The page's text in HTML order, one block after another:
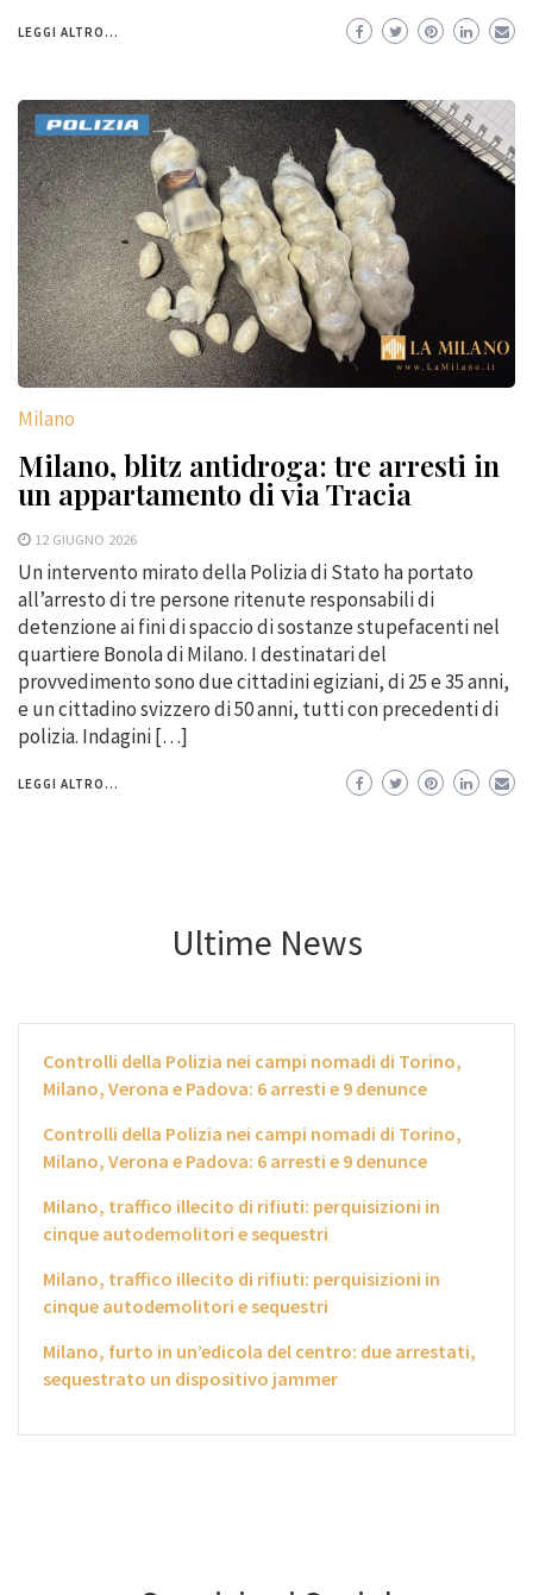
LEGGI ALTRO...
Milano
Milano, blitz antidroga: tre arresti in
un appartamento di via Tracia
12 GIUGNO 2026
Un intervento mirato della Polizia di Stato ha portato
all’arresto di tre persone ritenute responsabili di
detenzione ai fini di spaccio di sostanze stupefacenti nel
quartiere Bonola di Milano. I destinatari del
provvedimento sono due cittadini egiziani, di 25 e 35 anni,
e un cittadino svizzero di 50 anni, tutti con precedenti di
polizia. Indagini […]
LEGGI ALTRO...
Ultime News
Controlli della Polizia nei campi nomadi di Torino,
Milano, Verona e Padova: 6 arresti e 9 denunce
Controlli della Polizia nei campi nomadi di Torino,
Milano, Verona e Padova: 6 arresti e 9 denunce
Milano, traffico illecito di rifiuti: perquisizioni in
cinque autodemolitori e sequestri
Milano, traffico illecito di rifiuti: perquisizioni in
cinque autodemolitori e sequestri
Milano, furto in un’edicola del centro: due arrestati,
sequestrato un dispositivo jammer